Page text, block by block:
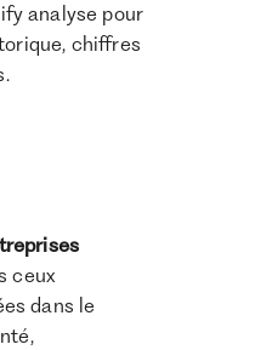
analyse pour
chiffres
ceux
dans le